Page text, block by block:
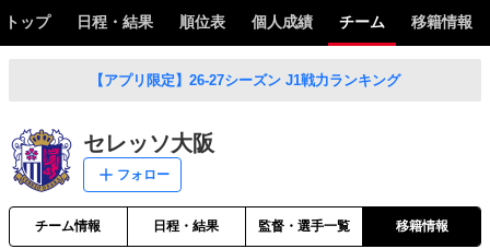
トップ 日程・結果 順位表 個人成績 チーム 移籍情報
【アプリ限定】26-27シーズン J1戦力ランキング
セレッソ大阪
フォロー
チーム情報 日程・結果 監督・選手一覧 移籍情報